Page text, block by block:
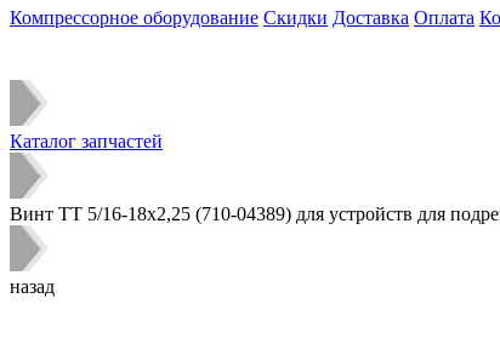
Компрессорное оборудование Скидки Доставка Оплата
Каталог запчастей
Винт TT 5/16-18х2,25 (710-04389) для устройств для
назад